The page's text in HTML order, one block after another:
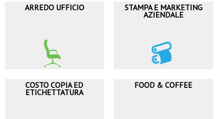
ARREDO UFFICIO STAMPA E MARKETING
AZIENDALE
COSTO COPIA ED
ETICHETTATURA
FOOD & COFFEE